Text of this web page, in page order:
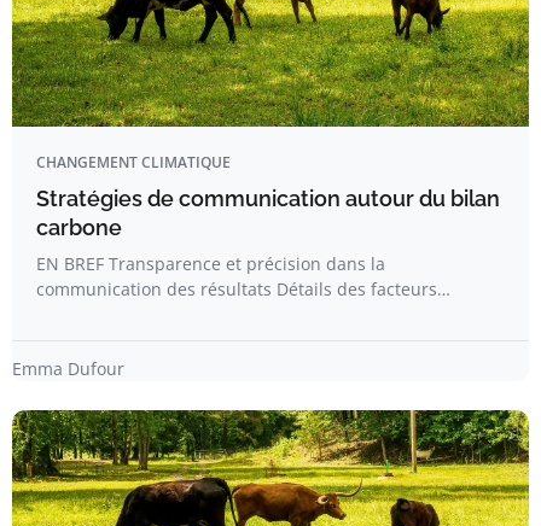
CHANGEMENT CLIMATIQUE
Stratégies de communication autour du bilan
carbone
EN BREF Transparence et précision dans la
communication des résultats Détails des facteurs…
Emma Dufour